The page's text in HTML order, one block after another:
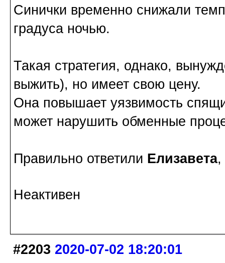
Синички временно снижали
градуса ночью.
Такая стратегия, однако,
выжить), но имеет свою цену.
Она повышает уязвимость
может нарушить обменные
Правильно ответили Елизавета,
Неактивен
#2203 2020-07-02 18:20:01